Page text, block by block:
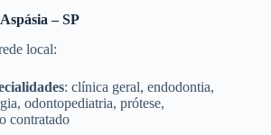
– SP
local:
: clínica geral, endodontia,
odontopediatria, prótese,
contratado